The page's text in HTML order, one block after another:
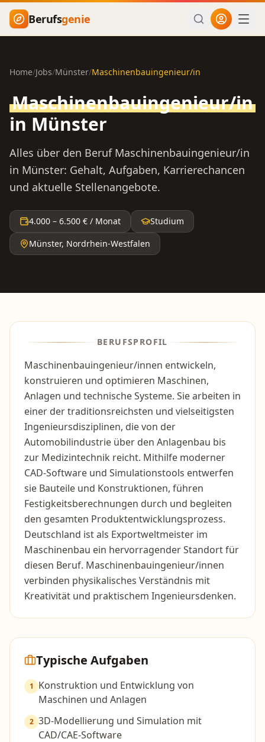
Zum Hauptinhalt springen
Berufsgenie
Home/Jobs/Münster/Maschinenbauingenieur/in
Maschinenbauingenieur/in
in Münster
Alles über den Beruf Maschinenbauingenieur/in
in Münster: Gehalt, Aufgaben, Karrierechancen
und aktuelle Stellenangebote.
4.000 – 6.500 € / Monat
Studium
Münster, Nordrhein-Westfalen
BERUFSPROFIL
Maschinenbauingenieur/innen entwickeln,
konstruieren und optimieren Maschinen,
Anlagen und technische Systeme. Sie arbeiten in
einer der traditionsreichsten und vielseitigsten
Ingenieursdisziplinen, die von der
Automobilindustrie über den Anlagenbau bis
zur Medizintechnik reicht. Mithilfe moderner
CAD-Software und Simulationstools entwerfen
sie Bauteile und Konstruktionen, führen
Festigkeitsberechnungen durch und begleiten
den gesamten Produktentwicklungsprozess.
Deutschland ist als Exportweltmeister im
Maschinenbau ein hervorragender Standort für
diesen Beruf. Maschinenbauingenieur/innen
verbinden physikalisches Verständnis mit
Kreativität und praktischem Ingenieursdenken.
Typische Aufgaben
1
Konstruktion und Entwicklung von
Maschinen und Anlagen
2 3D-Modellierung und Simulation mit
CAD/CAE-Software